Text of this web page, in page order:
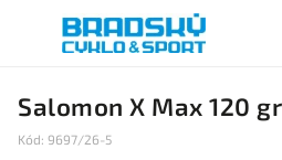
Salomon X Max 120
Kód: 9697/26-5